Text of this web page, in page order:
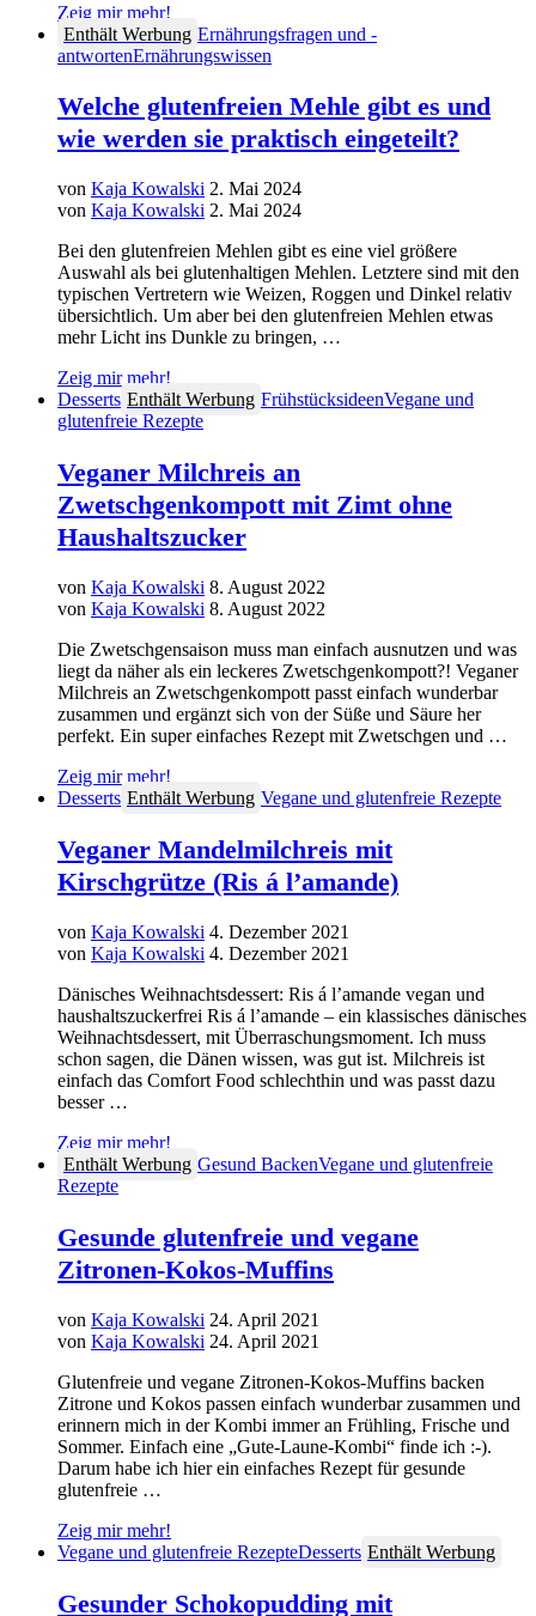
Zeig mir mehr!
Enthält Werbung Ernährungsfragen und -
antwortenErnährungswissen
Welche glutenfreien Mehle gibt es und
wie werden sie praktisch eingeteilt?
von Kaja Kowalski 2. Mai 2024
von Kaja Kowalski 2. Mai 2024
Bei den glutenfreien Mehlen gibt es eine viel größere
Auswahl als bei glutenhaltigen Mehlen. Letztere sind mit den
typischen Vertretern wie Weizen, Roggen und Dinkel relativ
übersichtlich. Um aber bei den glutenfreien Mehlen etwas
mehr Licht ins Dunkle zu bringen, …
Zeig mir mehr!
Desserts Enthält Werbung FrühstücksideenVegane und
glutenfreie Rezepte
Veganer Milchreis an
Zwetschgenkompott mit Zimt ohne
Haushaltszucker
von Kaja Kowalski 8. August 2022
von Kaja Kowalski 8. August 2022
Die Zwetschgensaison muss man einfach ausnutzen und was
liegt da näher als ein leckeres Zwetschgenkompott?! Veganer
Milchreis an Zwetschgenkompott passt einfach wunderbar
zusammen und ergänzt sich von der Süße und Säure her
perfekt. Ein super einfaches Rezept mit Zwetschgen und …
Zeig mir mehr!
Desserts Enthält Werbung Vegane und glutenfreie Rezepte
Veganer Mandelmilchreis mit
Kirschgrütze (Ris á l’amande)
von Kaja Kowalski 4. Dezember 2021
von Kaja Kowalski 4. Dezember 2021
Dänisches Weihnachtsdessert: Ris á l’amande vegan und
haushaltszuckerfrei Ris á l’amande – ein klassisches dänisches
Weihnachtsdessert, mit Überraschungsmoment. Ich muss
schon sagen, die Dänen wissen, was gut ist. Milchreis ist
einfach das Comfort Food schlechthin und was passt dazu
besser …
Zeig mir mehr!
Enthält Werbung Gesund BackenVegane und glutenfreie
Rezepte
Gesunde glutenfreie und vegane
Zitronen-Kokos-Muffins
von Kaja Kowalski 24. April 2021
von Kaja Kowalski 24. April 2021
Glutenfreie und vegane Zitronen-Kokos-Muffins backen
Zitrone und Kokos passen einfach wunderbar zusammen und
erinnern mich in der Kombi immer an Frühling, Frische und
Sommer. Einfach eine „Gute-Laune-Kombi“ finde ich :-).
Darum habe ich hier ein einfaches Rezept für gesunde
glutenfreie …
Zeig mir mehr!
Vegane und glutenfreie RezepteDesserts Enthält Werbung
Gesunder Schokopudding mit